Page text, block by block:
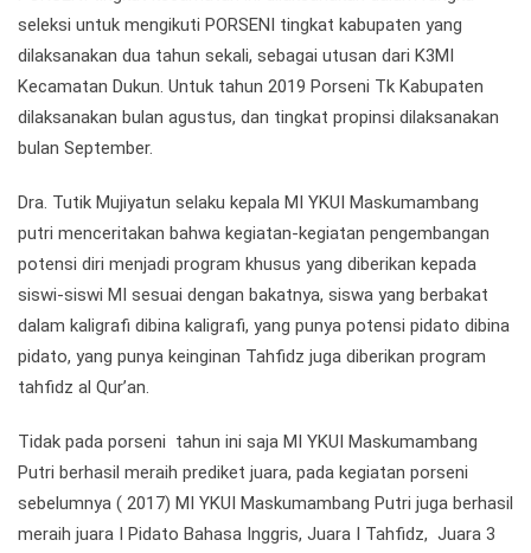
seleksi untuk mengikuti PORSENI tingkat kabupaten yang
dilaksanakan dua tahun sekali, sebagai utusan dari K3MI
Kecamatan Dukun. Untuk tahun 2019 Porseni Tk Kabupaten
dilaksanakan bulan agustus, dan tingkat propinsi dilaksanakan
bulan September.
Dra. Tutik Mujiyatun selaku kepala MI YKUI Maskumambang
putri menceritakan bahwa kegiatan-kegiatan pengembangan
potensi diri menjadi program khusus yang diberikan kepada
siswi-siswi MI sesuai dengan bakatnya, siswa yang berbakat
dalam kaligrafi dibina kaligrafi, yang punya potensi pidato dibina
pidato, yang punya keinginan Tahfidz juga diberikan program
tahfidz al Qur’an.
Tidak pada porseni tahun ini saja MI YKUI Maskumambang
Putri berhasil meraih prediket juara, pada kegiatan porseni
sebelumnya ( 2017) MI YKUI Maskumambang Putri juga berhasil
meraih juara I Pidato Bahasa Inggris, Juara I Tahfidz, Juara 3